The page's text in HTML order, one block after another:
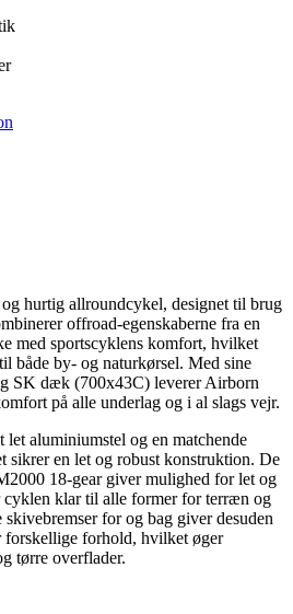
hurtig allroundcykel, designet til brug
offroad-egenskaberne fra en
med sportscyklens komfort, hvilket
både by- og naturkørsel. Med sine
SK dæk (700x43C) leverer Airborn
på alle underlag og i al slags vejr.
let aluminiumstel og en matchende
sikrer en let og robust konstruktion. De
18-gear giver mulighed for let og
klar til alle former for terræn og
for og bag giver desuden
forskellige forhold, hvilket øger
tørre overflader.